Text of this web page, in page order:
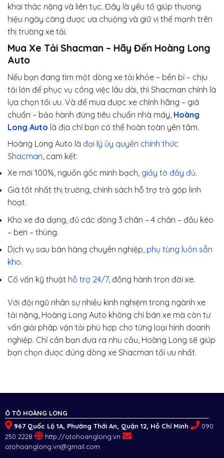
khai thác nặng và liên tục. Đây là yếu tố giúp thương
hiệu ngày càng được ưa chuộng và giữ vị thế mạnh trên
thị trường xe tải.
Mua Xe Tải Shacman – Hãy Đến Hoàng Long
Auto
Nếu bạn đang tìm một dòng xe tải khỏe – bền bỉ – chịu
tải lớn để phục vụ công việc lâu dài, thì Shacman chính là
lựa chọn tối ưu. Và để mua được xe chính hãng – giá
chuẩn – bảo hành đúng tiêu chuẩn nhà máy, Hoàng
Long Auto là địa chỉ bạn có thể hoàn toàn yên tâm.
Hoàng Long Auto là đại lý ủy quyền chính thức
Shacman , cam kết:
Xe mới 100%, nguồn gốc minh bạch, giấy tờ đầy đủ.
Giá tốt nhất thị trường, chính sách hỗ trợ trả góp linh
hoạt.
Kho xe đa dạng, đủ các dòng 3 chân – 4 chân – đầu kéo
– ben – thùng.
Dịch vụ sau bán hàng chuyên nghiệp, phụ tùng luôn sẵn
kho.
Cố vấn kỹ thuật hỗ trợ 24/7, đồng hành trọn đời xe.
Với đội ngũ nhân sự nhiều kinh nghiệm trong ngành xe
tải nặng, Hoàng Long Auto không chỉ bán xe mà còn tư
vấn giải pháp vận tải phù hợp cho từng loại hình doanh
nghiệp. Chỉ cần bạn đưa ra nhu cầu, Hoàng Long sẽ giúp
bạn chọn được đúng dòng xe Shacman tối ưu nhất.
Ô TÔ HOÀNG LONG
967 Quốc Lộ 1A, Phường Thới An, Quận 12, Hồ Chí Minh
090
250 2228
http://otohoanglong.vn
otohoanglong.vn@gmail.com